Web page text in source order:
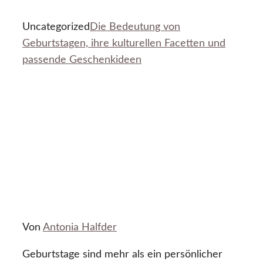
Uncategorized Die Bedeutung von
Geburtstagen, ihre kulturellen Facetten und
passende Geschenkideen
Von Antonia Halfder
Geburtstage sind mehr als ein persönlicher